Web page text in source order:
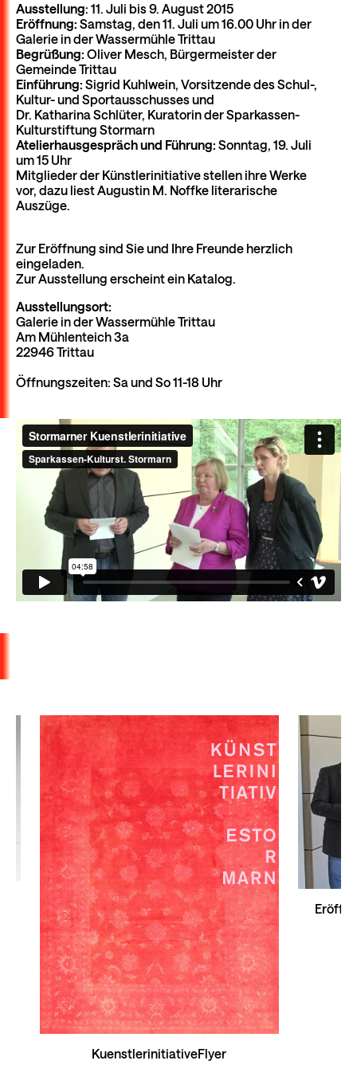
Ausstellung: 11. Juli bis 9. August 2015
Eröffnung: Samstag, den 11. Juli um 16.00 Uhr in der
Galerie in der Wassermühle Trittau
Begrüßung: Oliver Mesch, Bürgermeister der
Gemeinde Trittau
Einführung: Sigrid Kuhlwein, Vorsitzende des Schul-,
Kultur- und Sportausschusses und
Dr. Katharina Schlüter, Kuratorin der Sparkassen-
Kulturstiftung Stormarn
Atelierhausgespräch und Führung: Sonntag, 19. Juli
um 15 Uhr
Mitglieder der Künstlerinitiative stellen ihre Werke
vor, dazu liest Augustin M. Noffke literarische
Auszüge.
Zur Eröffnung sind Sie und Ihre Freunde herzlich
eingeladen.
Zur Ausstellung erscheint ein Katalog.
Ausstellungsort:
Galerie in der Wassermühle Trittau
Am Mühlenteich 3a
22946 Trittau
Öffnungszeiten: Sa und So 11-18 Uhr
Ausstellungseröffnung der Stormarner
Kuenstlerinitiative "Abrasch und andere
Verknüpfungen" in der Wassermühle Trittau. Mit
Arbeiten von Eva Ammermann, Heinke Both, Christine
Carstens, Heilwig Duwe-Ploog, Walther Kunau, Katrin
Magens, Olga B. Runschke, Lucia Schoop, Waltraud M.
Stalbohm, Mareile Stancke, Siobhan Tarr, Jutta
Weimann
KuenstlerinitiativeFlyer